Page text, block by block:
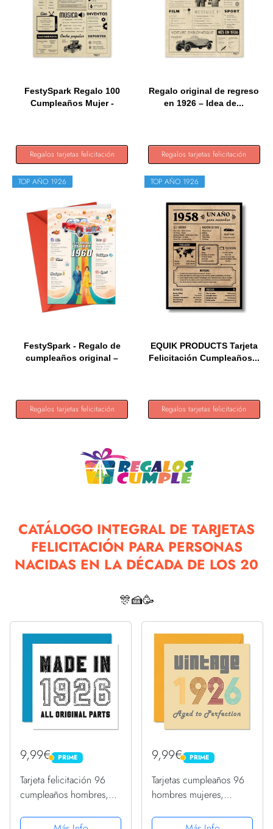
FestySpark Regalo 100
Cumpleaños Mujer -
Regalos tarjetas felicitación
Regalo original de regreso
en 1926 – Idea de...
Regalos tarjetas felicitación
TOP AÑO 1926
FestySpark - Regalo de
cumpleaños original –
Regalos tarjetas felicitación
TOP AÑO 1926
EQUIK PRODUCTS Tarjeta
Felicitación Cumpleaños...
Regalos tarjetas felicitación
CATÁLOGO INTEGRAL DE TARJETAS
FELICITACIÓN PARA PERSONAS
NACIDAS EN LA DÉCADA DE LOS 20
🎊🍰🥳
9,99€ PRIME
PRIME
Tarjeta felicitación 96
cumpleaños hombres,
fabricada en 1926, todas
9,99€ PRIME
PRIME
Tarjetas cumpleaños 96
hombres mujeres,
a perfección, 96 tarjetas